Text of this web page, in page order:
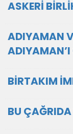
ASKERİ
ADIYAMAN
ADIYAMAN’I
BİRTAKIM
BU